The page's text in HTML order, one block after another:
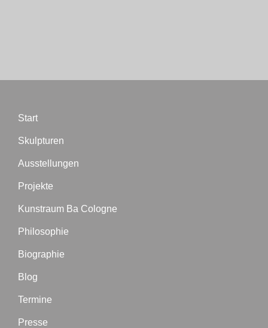
Start
Skulpturen
Ausstellungen
Projekte
Kunstraum Ba Cologne
Philosophie
Biographie
Blog
Termine
Presse